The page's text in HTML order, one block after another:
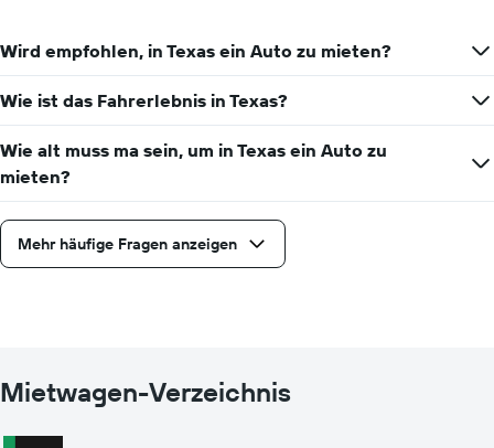
Wird empfohlen, in Texas ein Auto zu mieten?
Wie ist das Fahrerlebnis in Texas?
Wie alt muss ma sein, um in Texas ein Auto zu
mieten?
Mehr häufige Fragen anzeigen
Mietwagen-Verzeichnis